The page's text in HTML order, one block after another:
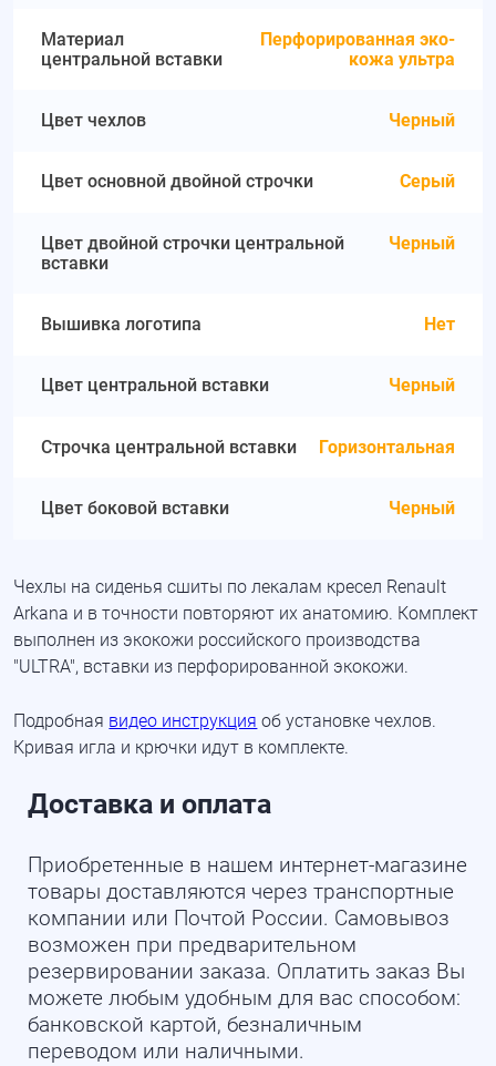
Материал
центральной вставки
Перфорированная эко-
кожа ультра
Цвет чехлов Черный
Цвет основной двойной строчки Серый
Цвет двойной строчки центральной
вставки
Черный
Вышивка логотипа Нет
Цвет центральной вставки Черный
Строчка центральной вставки Горизонтальная
Цвет боковой вставки Черный
Чехлы на сиденья сшиты по лекалам кресел Renault
Arkana и в точности повторяют их анатомию. Комплект
выполнен из экокожи российского производства
"ULTRA", вставки из перфорированной экокожи.
Подробная видео инструкция об установке чехлов.
Кривая игла и крючки идут в комплекте.
Доставка и оплата
Приобретенные в нашем интернет-магазине
товары доставляются через транспортные
компании или Почтой России. Самовывоз
возможен при предварительном
резервировании заказа. Оплатить заказ Вы
можете любым удобным для вас способом:
банковской картой, безналичным
переводом или наличными.